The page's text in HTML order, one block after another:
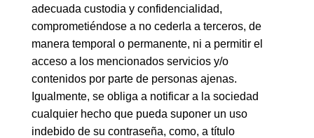
adecuada custodia y confidencialidad,
comprometiéndose a no cederla a terceros, de
manera temporal o permanente, ni a permitir el
acceso a los mencionados servicios y/o
contenidos por parte de personas ajenas.
Igualmente, se obliga a notificar a la sociedad
cualquier hecho que pueda suponer un uso
indebido de su contraseña, como, a título